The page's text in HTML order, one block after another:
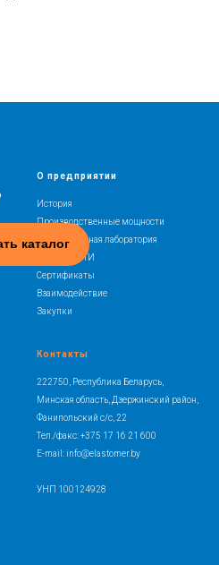
каталог
О предприятии
История
Производственные мощности
Испытательная лаборатория
Освоение РТИ
Сертификаты
Взаимодействие
Закупки
Контакты
222750, Республика Беларусь,
Минская область, Дзержинский район,
Фанипольский с/с, 22
Тел./факс: +375 17 16 21 600
E-mail: info@elastomer.by
УНП 100124928